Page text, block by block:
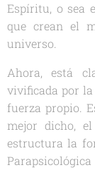
Espíritu, o sea
que crean el
universo.
Ahora, está
vivificada por la
fuerza propio.
mejor dicho,
estructura la